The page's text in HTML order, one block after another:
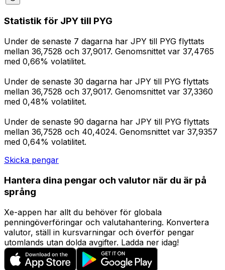
Statistik för JPY till PYG
Under de senaste 7 dagarna har JPY till PYG flyttats
mellan 36,7528 och 37,9017. Genomsnittet var 37,4765
med 0,66% volatilitet.
Under de senaste 30 dagarna har JPY till PYG flyttats
mellan 36,7528 och 37,9017. Genomsnittet var 37,3360
med 0,48% volatilitet.
Under de senaste 90 dagarna har JPY till PYG flyttats
mellan 36,7528 och 40,4024. Genomsnittet var 37,9357
med 0,64% volatilitet.
Skicka pengar
Hantera dina pengar och valutor när du är på
språng
Xe-appen har allt du behöver för globala
penningöverföringar och valutahantering. Konvertera
valutor, ställ in kursvarningar och överför pengar
utomlands utan dolda avgifter. Ladda ner idag!